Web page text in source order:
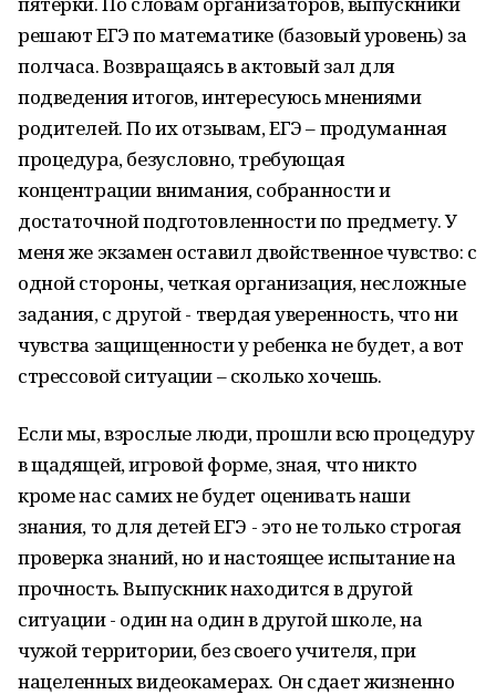
решают ЕГЭ по математике (базовый уровень) за
полчаса. Возвращаясь в актовый зал для
подведения итогов, интересуюсь мнениями
родителей. По их отзывам, ЕГЭ – продуманная
процедура, безусловно, требующая
концентрации внимания, собранности и
достаточной подготовленности по предмету. У
меня же экзамен оставил двойственное чувство: с
одной стороны, четкая организация, несложные
задания, с другой - твердая уверенность, что ни
чувства защищенности у ребенка не будет, а вот
стрессовой ситуации – сколько хочешь.
Если мы, взрослые люди, прошли всю процедуру
в щадящей, игровой форме, зная, что никто
кроме нас самих не будет оценивать наши
знания, то для детей ЕГЭ - это не только строгая
проверка знаний, но и настоящее испытание на
прочность. Выпускник находится в другой
ситуации - один на один в другой школе, на
чужой территории, без своего учителя, при
нацеленных видеокамерах. Он сдает жизненно